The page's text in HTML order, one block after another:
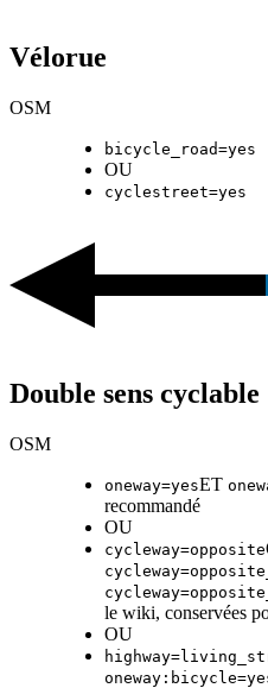
Vélorue
OSM
bicycle_road=yes
OU
cyclestreet=yes
Double sens cyclable
OSM
oneway=yesET
recommandé
OU
cycleway=opposite
le wiki, conservées
OU